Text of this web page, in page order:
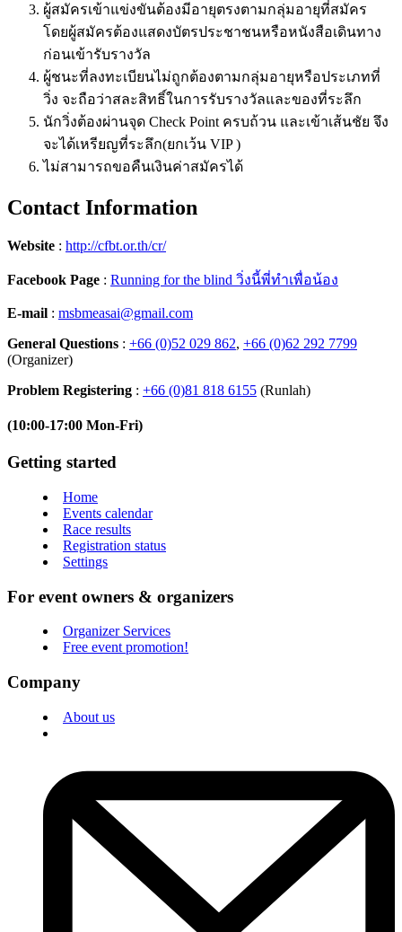
ผู้สมัครเข้าแข่งขันต้องมีอายุตรงตามกลุ่มอายุที่สมัคร
โดยผู้สมัครต้องแสดงบัตรประชาชนหรือหนังสือเดินทาง
ก่อนเข้ารับรางวัล
ผู้ชนะที่ลงทะเบียนไม่ถูกต้องตามกลุ่มอายุหรือประเภทที่
วิ่ง จะถือว่าสละสิทธิ์ในการรับรางวัลและของที่ระลึก
นักวิ่งต้องผ่านจุด Check Point ครบถ้วน และเข้าเส้นชัย จึง
จะได้เหรียญที่ระลึก(ยกเว้น VIP )
ไม่สามารถขอคืนเงินค่าสมัครได้
Contact Information
Website : http://cfbt.or.th/cr/
Facebook Page : Running for the blind วิ่งนี้พี่ทำเพื่อน้อง
E-mail : msbmeasai@gmail.com
General Questions : +66 (0)52 029 862, +66 (0)62 292 7799
(Organizer)
Problem Registering : +66 (0)81 818 6155 (Runlah)
(10:00-17:00 Mon-Fri)
Getting started
Home
Events calendar
Race results
Registration status
Settings
For event owners & organizers
Organizer Services
Free event promotion!
Company
About us